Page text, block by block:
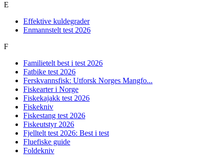
E
Effektive kuldegrader
Enmannstelt test 2026
F
Familietelt best i test 2026
Fatbike test 2026
Ferskvannsfisk: Utforsk Norges Mangfo...
Fiskearter i Norge
Fiskekajakk test 2026
Fiskekniv
Fiskestang test 2026
Fiskeutstyr 2026
Fjelltelt test 2026: Best i test
Fluefiske guide
Foldekniv